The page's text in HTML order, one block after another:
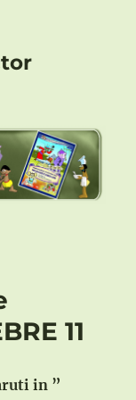
11
in ”